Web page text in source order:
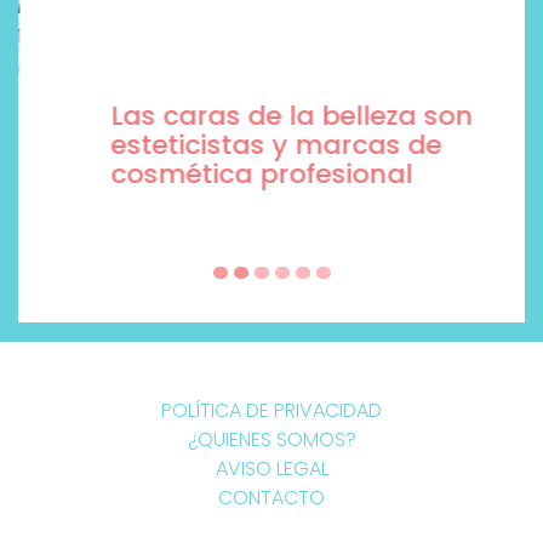
Las caras de la belleza son
esteticistas y marcas de
cosmética profesional
POLÍTICA DE PRIVACIDAD
¿QUIENES SOMOS?
AVISO LEGAL
CONTACTO